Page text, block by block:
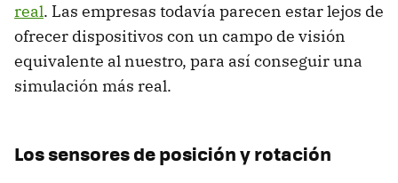
real. Las empresas todavía parecen estar lejos de
ofrecer dispositivos con un campo de visión
equivalente al nuestro, para así conseguir una
simulación más real.
Los sensores de posición y rotación